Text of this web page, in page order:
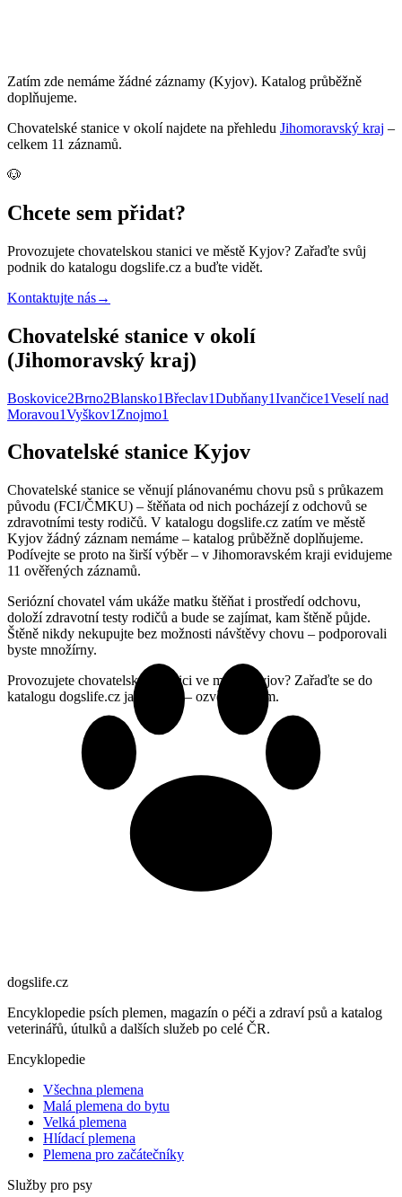
Zatím zde nemáme žádné záznamy (Kyjov). Katalog průběžně
doplňujeme.
Chovatelské stanice v okolí najdete na přehledu Jihomoravský kraj –
celkem 11 záznamů.
🐶
Chcete sem přidat?
Provozujete chovatelskou stanici ve městě Kyjov? Zařaďte svůj
podnik do katalogu dogslife.cz a buďte vidět.
Kontaktujte nás→
Chovatelské stanice v okolí
(Jihomoravský kraj)
Boskovice2Brno2Blansko1Břeclav1Dubňany1Ivančice1Veselí nad
Moravou1Vyškov1 Znojmo1
Chovatelské stanice Kyjov
Chovatelské stanice se věnují plánovanému chovu psů s průkazem
původu (FCI/ČMKU) – štěňata od nich pocházejí z odchovů se
zdravotními testy rodičů. V katalogu dogslife.cz zatím ve městě
Kyjov žádný záznam nemáme – katalog průběžně doplňujeme.
Podívejte se proto na širší výběr – v Jihomoravském kraji evidujeme
11 ověřených záznamů.
Seriózní chovatel vám ukáže matku štěňat i prostředí odchovu,
doloží zdravotní testy rodičů a bude se zajímat, kam štěně půjde.
Štěně nikdy nekupujte bez možnosti návštěvy chovu – podporovali
byste množírny.
Provozujete chovatelskou stanici ve městě Kyjov? Zařaďte se do
katalogu dogslife.cz jako první – ozvěte se nám.
dogslife.cz
Encyklopedie psích plemen, magazín o péči a zdraví psů a katalog
veterinářů, útulků a dalších služeb po celé ČR.
Encyklopedie
Všechna plemena
Malá plemena do bytu
Velká plemena
Hlídací plemena
Plemena pro začátečníky
Služby pro psy